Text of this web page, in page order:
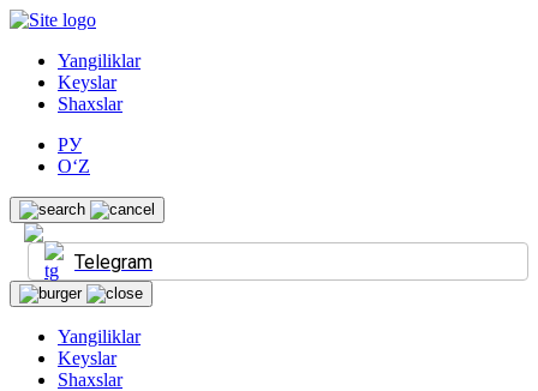
Yangiliklar
Keyslar
Shaxslar
РУ
O‘Z
Telegram
Yangiliklar
Keyslar
Shaxslar